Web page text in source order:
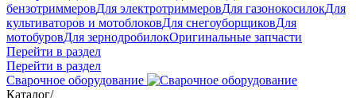
бензотриммеровДля электротриммеровДля газонокосилокДля
культиваторов и мотоблоковДля снегоуборщиковДля
мотобуровДля зернодробилокОригинальные запчасти
Перейти в раздел
Перейти в раздел
Сварочное оборудование
Каталог/